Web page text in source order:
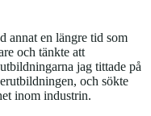
annat en längre tid som
och tänkte att
jag tittade på
och sökte
inom industrin.